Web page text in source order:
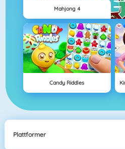
Mahjong 4
Candy Riddles
Plattformer